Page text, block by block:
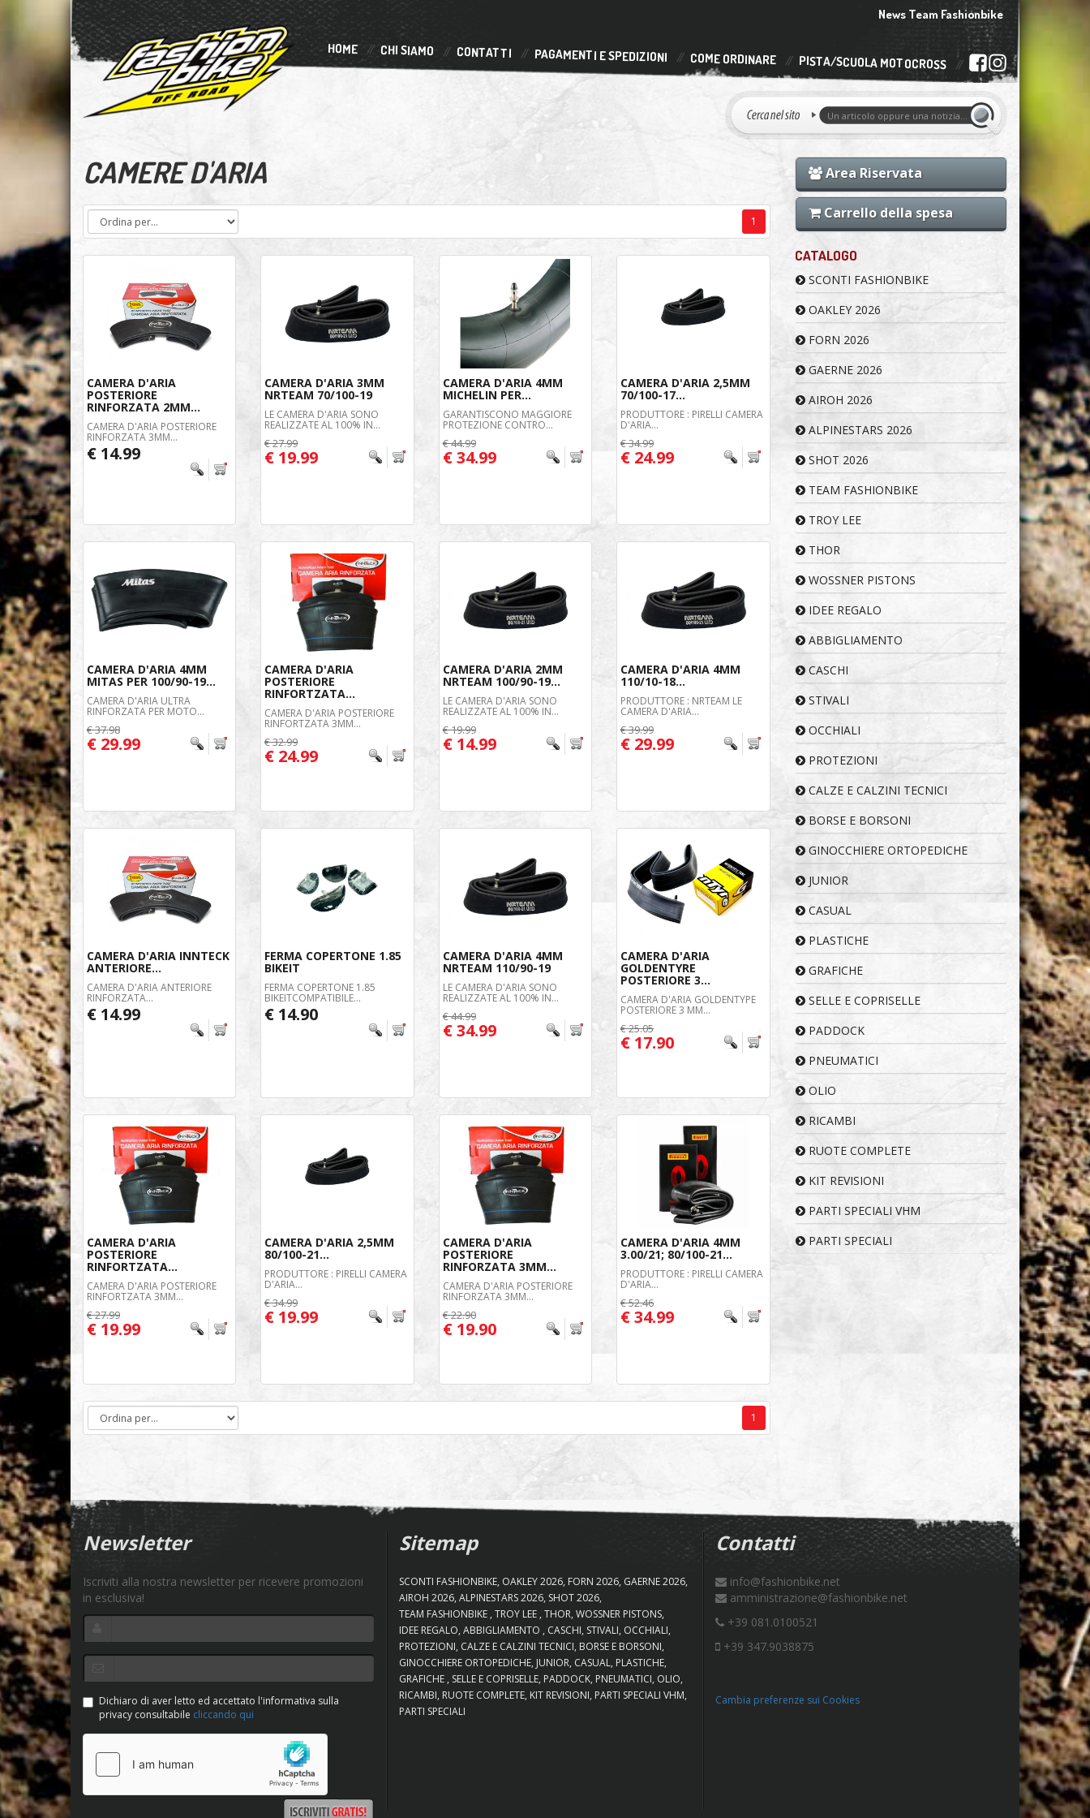
News Team Fashionbike
HOME CHI SIAMO CONTATTI PAGAMENTI E SPEDIZIONI COME ORDINARE PISTA/SCUOLA MOTOCROSS
CAMERE D'ARIA
1
CAMERA D'ARIA
POSTERIORE
RINFORZATA 2MM...
CAMERA D'ARIA POSTERIORE
RINFORZATA 3MM...
€ 14.99
CAMERA D'ARIA 3MM
NRTEAM 70/100-19
LE CAMERA D'ARIA SONO
REALIZZATE AL 100% IN...
€ 27.99
€ 19.99
CAMERA D'ARIA 4MM
MICHELIN PER...
GARANTISCONO MAGGIORE
PROTEZIONE CONTRO...
€ 44.99
€ 34.99
CAMERA D'ARIA 2,5MM
70/100-17...
PRODUTTORE : PIRELLI CAMERA
D'ARIA...
€ 34.99
€ 24.99
CAMERA D'ARIA 4MM
MITAS PER 100/90-19...
CAMERA D'ARIA ULTRA
RINFORZATA PER MOTO...
€ 37.98
€ 29.99
CAMERA D'ARIA
POSTERIORE
RINFORTZATA...
CAMERA D'ARIA POSTERIORE
RINFORTZATA 3MM...
€ 32.99
€ 24.99
CAMERA D'ARIA 2MM
NRTEAM 100/90-19...
LE CAMERA D'ARIA SONO
REALIZZATE AL 100% IN...
€ 19.99
€ 14.99
CAMERA D'ARIA 4MM
110/10-18...
PRODUTTORE : NRTEAM LE
CAMERA D'ARIA...
€ 39.99
€ 29.99
CAMERA D'ARIA INNTECK
ANTERIORE...
CAMERA D'ARIA ANTERIORE
RINFORZATA...
€ 14.99
FERMA COPERTONE 1.85
BIKEIT
FERMA COPERTONE 1.85
BIKEITCOMPATIBILE...
€ 14.90
CAMERA D'ARIA 4MM
NRTEAM 110/90-19
LE CAMERA D'ARIA SONO
REALIZZATE AL 100% IN...
€ 44.99
€ 34.99
CAMERA D'ARIA
GOLDENTYRE
POSTERIORE 3...
CAMERA D'ARIA GOLDENTYPE
POSTERIORE 3 MM...
€ 25.05
€ 17.90
CAMERA D'ARIA
POSTERIORE
RINFORTZATA...
CAMERA D'ARIA POSTERIORE
RINFORTZATA 3MM...
€ 27.99
€ 19.99
CAMERA D'ARIA 2,5MM
80/100-21...
PRODUTTORE : PIRELLI CAMERA
D'ARIA...
€ 34.99
€ 19.99
CAMERA D'ARIA
POSTERIORE
RINFORZATA 3MM...
CAMERA D'ARIA POSTERIORE
RINFORZATA 3MM...
€ 22.90
€ 19.90
CAMERA D'ARIA 4MM
3.00/21; 80/100-21...
PRODUTTORE : PIRELLI CAMERA
D'ARIA...
€ 52.46
€ 34.99
1
Area Riservata
Carrello della spesa
CATALOGO
SCONTI FASHIONBIKE
OAKLEY 2026
FORN 2026
GAERNE 2026
AIROH 2026
ALPINESTARS 2026
SHOT 2026
TEAM FASHIONBIKE
TROY LEE
THOR
WOSSNER PISTONS
IDEE REGALO
ABBIGLIAMENTO
CASCHI
STIVALI
OCCHIALI
PROTEZIONI
CALZE E CALZINI TECNICI
BORSE E BORSONI
GINOCCHIERE ORTOPEDICHE
JUNIOR
CASUAL
PLASTICHE
GRAFICHE
SELLE E COPRISELLE
PADDOCK
PNEUMATICI
OLIO
RICAMBI
RUOTE COMPLETE
KIT REVISIONI
PARTI SPECIALI VHM
PARTI SPECIALI
Newsletter
Iscriviti alla nostra newsletter per ricevere promozioni
in esclusiva!
Dichiaro di aver letto ed accettato l'informativa sulla
privacy consultabile cliccando qui
Sitemap
SCONTI FASHIONBIKE OAKLEY 2026 FORN 2026 GAERNE 2026
AIROH 2026 ALPINESTARS 2026 SHOT 2026
TEAM FASHIONBIKE TROY LEE THOR WOSSNER PISTONS
IDEE REGALO ABBIGLIAMENTO CASCHI STIVALI OCCHIALI
PROTEZIONI CALZE E CALZINI TECNICI BORSE E BORSONI
GINOCCHIERE ORTOPEDICHE JUNIOR CASUAL PLASTICHE
GRAFICHE SELLE E COPRISELLE PADDOCK PNEUMATICI OLIO
RICAMBI RUOTE COMPLETE KIT REVISIONI PARTI SPECIALI VHM
PARTI SPECIALI
Contatti
info@fashionbike.net
amministrazione@fashionbike.net
+39 081.0100521
+39 347.9038875
Cambia preferenze sui Cookies